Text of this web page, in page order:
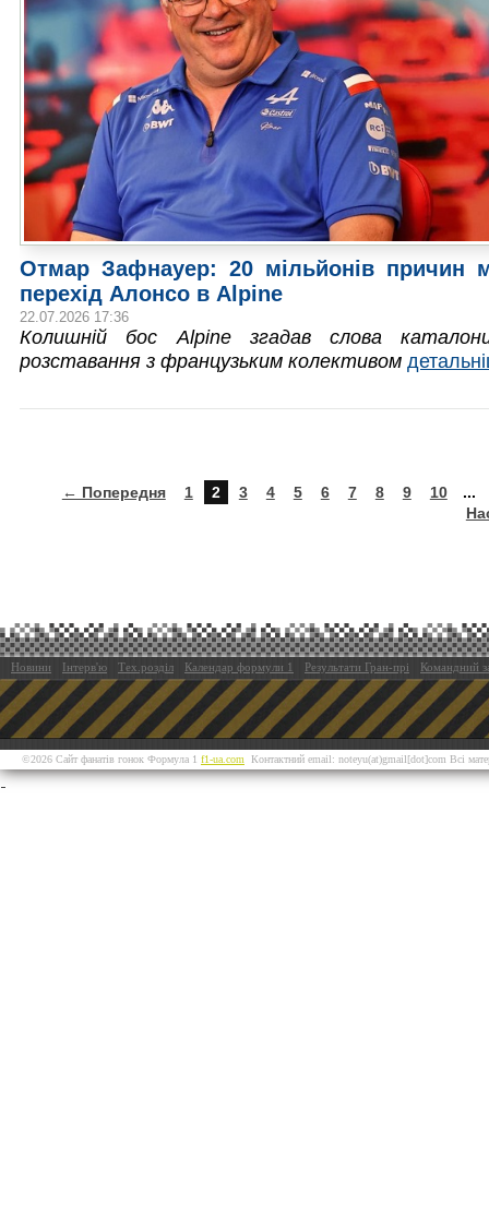
Отмар Зафнауер: 20 мільйонів причин
перехід Алонсо в Alpine
22.07.2026 17:36
Колишній бос Alpine згадав слова
розставання з французьким колективом
← Попередня 1 2 3 4 5 6 7 8 9 10
...
Новини Інтерв'ю Тех.розділ Календар формули 1 Результати Гран-прі Командний
©2026 Сайт фанатів гонок Формула 1 f1-ua.com Контактний email: noteyu(at)gmail[dot]com Всі